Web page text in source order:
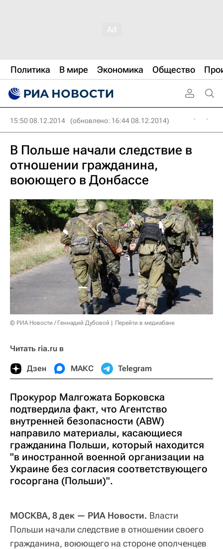
Политика В мире Экономика Общество
15:50 08.12.2014 (обновлено: 16:44 08.12.2014)
В Польше начали следствие в
отношении гражданина,
воюющего в Донбассе
© РИА Новости / Геннадий Дубовой Перейти в медиабанк
Читать ria.ru в
Дзен МАКС Telegram
Прокурор Малгожата Борковска
подтвердила факт, что Агентство
внутренней безопасности (ABW)
направило материалы, касающиеся
гражданина Польши, который находится
"в иностранной военной организации на
Украине без согласия соответствующего
госоргана (Польши)".
МОСКВА, 8 дек — РИА Новости. Власти
Польши начали следствие в отношении своего
гражданина, воюющего на стороне ополченцев